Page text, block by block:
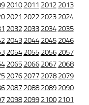
2010 2011 2012 2013
2021 2022 2023 2024
2032 2033 2034 2035
2043 2044 2045 2046
2054 2055 2056 2057
2065 2066 2067 2068
2076 2077 2078 2079
2087 2088 2089 2090
2098 2099 2100 2101